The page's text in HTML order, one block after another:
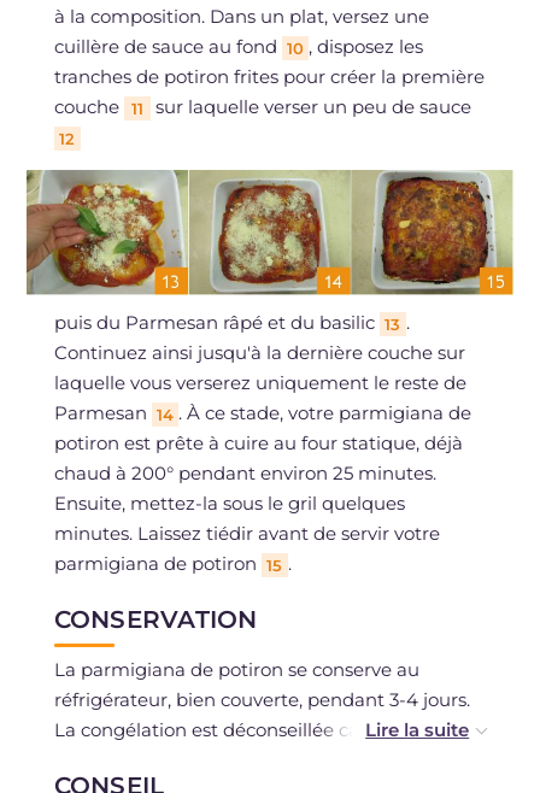
à la composition. Dans un plat, versez une
cuillère de sauce au fond 10 , disposez les
tranches de potiron frites pour créer la première
couche
11 sur laquelle verser un peu de sauce
12
puis du Parmesan râpé et du basilic 13 .
Continuez ainsi jusqu'à la dernière couche sur
laquelle vous verserez uniquement le reste de
Parmesan 14 . À ce stade, votre parmigiana de
potiron est prête à cuire au four statique, déjà
chaud à 200° pendant environ 25 minutes.
Ensuite, mettez-la sous le gril quelques
minutes. Laissez tiédir avant de servir votre
parmigiana de potiron 15 .
CONSERVATION
La parmigiana de potiron se conserve au
réfrigérateur, bien couverte, pendant 3-4 jours.
La congélation est déconseillée car le potiron
CONSEIL